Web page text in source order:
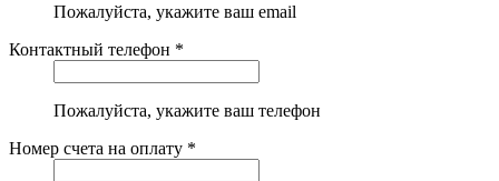
Пожалуйста, укажите ваш email
Контактный телефон *
Пожалуйста, укажите ваш телефон
Номер счета на оплату *